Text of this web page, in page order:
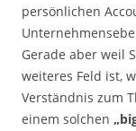
persönlichen
Gerade aber weil
weiteres Feld ist,
Verständnis zum
einem solchen